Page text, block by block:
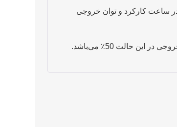
در ساعت کارکرد و توان خروجی